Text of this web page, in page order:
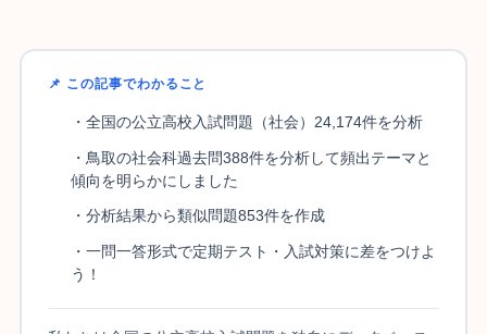
📌 この記事でわかること
・全国の公立高校入試問題（社会）24,174件を分析
・鳥取の社会科過去問388件を分析して頻出テーマと
傾向を明らかにしました
・分析結果から類似問題853件を作成
・一問一答形式で定期テスト・入試対策に差をつけよ
う！